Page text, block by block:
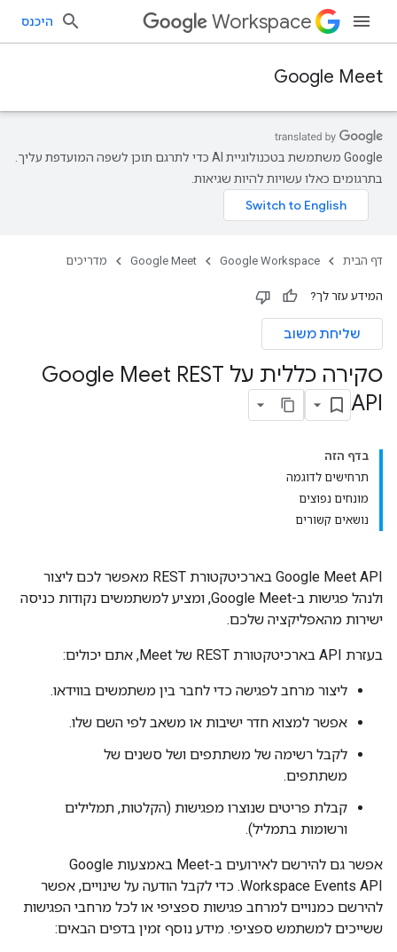
Workspace היכנס
Google Meet
‫Google משתמשת בטכנולוגיית AI כדי לתרגם תוכן לשפה המועדפת עליך.
בתרגומים כאלו עשויות להיות שגיאות.
דף הבית Google Workspace
Google Meet מדריכים
המידע עזר לך?
שליחת משוב
סקירה כללית על Google Meet REST
API
בדף הזה
תרחישים לדוגמה
מונחים נפוצים
נושאים קשורים
‫Google Meet API בארכיטקטורת REST מאפשר לכם ליצור
ולנהל פגישות ב-Google Meet, ומציע למשתמשים נקודות כניסה
ישירות מהאפליקציה שלכם.
בעזרת API בארכיטקטורת REST של Meet, אתם יכולים:
ליצור מרחב לפגישה כדי לחבר בין משתמשים בווידאו.
אפשר למצוא חדר ישיבות או משאב לפי השם שלו.
לקבל רשימה של משתתפים ושל סשנים של
משתתפים.
קבלת פריטים שנוצרו מפגישות (הקלטות, תמלילים
ורשומות בתמליל).
אפשר גם להירשם לאירועים ב-Meet באמצעות Google
Workspace Events API. כדי לקבל הודעה על שינויים, אפשר
להירשם כמנויים למרחב פגישות ספציפי או לכל מרחבי הפגישות
ששייכים למשתמש ספציפי. מידע נוסף זמין בדפים הבאים: